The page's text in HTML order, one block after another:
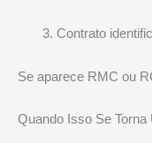
Contrato
Se aparece RMC ou
Quando Isso Se